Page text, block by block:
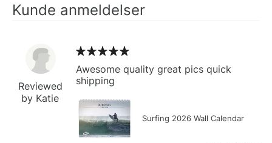
Kunde anmeldelser
Reviewed
by Katie
Awesome quality great pics quick
shipping
Surfing 2026 Wall Calendar